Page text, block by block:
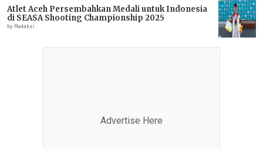
Atlet Aceh Persembahkan Medali untuk Indonesia
di SEASA Shooting Championship 2025
by Redaksi
Advertise Here